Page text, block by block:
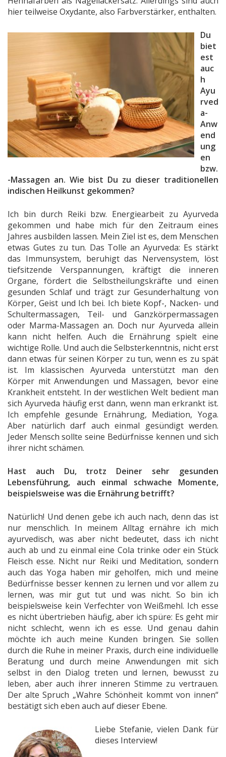
hier teilweise Oxydante, also Farbverstärker, enthalten.
Du
biet
est
auc
h
Ayu
rved
a-
Anw
end
ung
en
bzw.
-Massagen an. Wie bist Du zu dieser traditionellen
indischen Heilkunst gekommen?
Ich bin durch Reiki bzw. Energiearbeit zu Ayurveda
gekommen und habe mich für den Zeitraum eines
Jahres ausbilden lassen. Mein Ziel ist es, dem Menschen
etwas Gutes zu tun. Das Tolle an Ayurveda: Es stärkt
das Immunsystem, beruhigt das Nervensystem, löst
tiefsitzende Verspannungen, kräftigt die inneren
Organe, fördert die Selbstheilungskräfte und einen
gesunden Schlaf und trägt zur Gesunderhaltung von
Körper, Geist und Ich bei. Ich biete Kopf-, Nacken- und
Schultermassagen, Teil- und Ganzkörpermassagen
oder Marma-Massagen an. Doch nur Ayurveda allein
kann nicht helfen. Auch die Ernährung spielt eine
wichtige Rolle. Und auch die Selbsterkenntnis, nicht erst
dann etwas für seinen Körper zu tun, wenn es zu spät
ist. Im klassischen Ayurveda unterstützt man den
Körper mit Anwendungen und Massagen, bevor eine
Krankheit entsteht. In der westlichen Welt bedient man
sich Ayurveda häufig erst dann, wenn man erkrankt ist.
Ich empfehle gesunde Ernährung, Mediation, Yoga.
Aber natürlich darf auch einmal gesündigt werden.
Jeder Mensch sollte seine Bedürfnisse kennen und sich
ihrer nicht schämen.
Hast auch Du, trotz Deiner sehr gesunden
Lebensführung, auch einmal schwache Momente,
beispielsweise was die Ernährung betrifft?
Natürlich! Und denen gebe ich auch nach, denn das ist
nur menschlich. In meinem Alltag ernähre ich mich
ayurvedisch, was aber nicht bedeutet, dass ich nicht
auch ab und zu einmal eine Cola trinke oder ein Stück
Fleisch esse. Nicht nur Reiki und Meditation, sondern
auch das Yoga haben mir geholfen, mich und meine
Bedürfnisse besser kennen zu lernen und vor allem zu
lernen, was mir gut tut und was nicht. So bin ich
beispielsweise kein Verfechter von Weißmehl. Ich esse
es nicht übertrieben häufig, aber ich spüre: Es geht mir
nicht schlecht, wenn ich es esse. Und genau dahin
möchte ich auch meine Kunden bringen. Sie sollen
durch die Ruhe in meiner Praxis, durch eine individuelle
Beratung und durch meine Anwendungen mit sich
selbst in den Dialog treten und lernen, bewusst zu
leben, aber auch ihrer inneren Stimme zu vertrauen.
Der alte Spruch „Wahre Schönheit kommt von innen“
bestätigt sich eben auch auf dieser Ebene.
Liebe Stefanie, vielen Dank für
dieses Interview!